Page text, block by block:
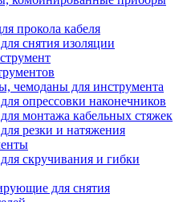
прокола кабеля
снятия изоляции
чемоданы для инструмента
опрессовки наконечников
монтажа кабельных стяжек
резки и натяжения
скручивания и гибки
для снятия